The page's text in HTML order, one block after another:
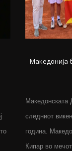
Македонија
Македонската
следниот
година.
Кипар во